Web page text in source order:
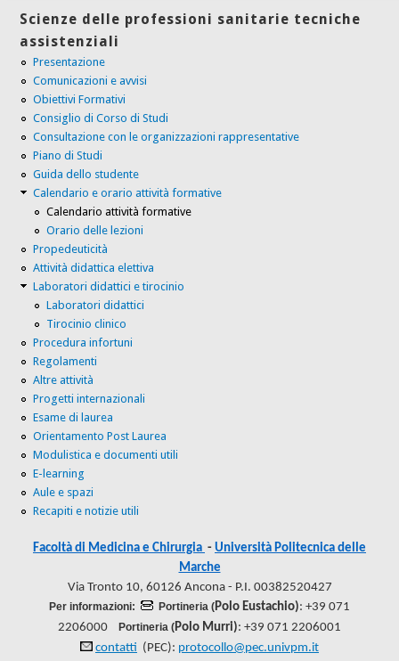
Scienze delle professioni sanitarie tecniche
assistenziali
Presentazione
Comunicazioni e avvisi
Obiettivi Formativi
Consiglio di Corso di Studi
Consultazione con le organizzazioni rappresentative
Piano di Studi
Guida dello studente
Calendario e orario attività formative
Calendario attività formative
Orario delle lezioni
Propedeuticità
Attività didattica elettiva
Laboratori didattici e tirocinio
Laboratori didattici
Tirocinio clinico
Procedura infortuni
Regolamenti
Altre attività
Progetti internazionali
Esame di laurea
Orientamento Post Laurea
Modulistica e documenti utili
E-learning
Aule e spazi
Recapiti e notizie utili
Facoltà di Medicina e Chirurgia - Università Politecnica delle
Marche
Via Tronto 10, 60126 Ancona - P.I. 00382520427
Per informazioni: Portineria (Polo Eustachio): +39 071
2206000 Portineria (Polo Murri): +39 071 2206001
contatti (PEC): protocollo@pec.univpm.it